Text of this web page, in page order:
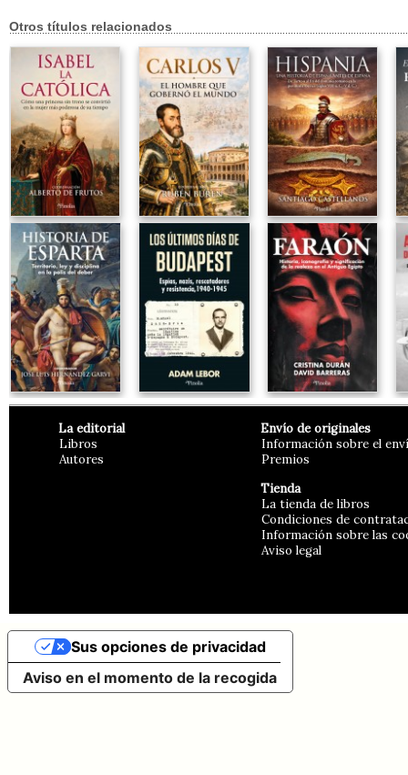
Otros títulos relacionados
La editorial
Libros
Autores
Envío de originales
Información sobre el
Premios
Tienda
La tienda de libros
Condiciones de
Información sobre las
Aviso legal
Aviso en el momento de la recogida
Sus opciones de privacidad